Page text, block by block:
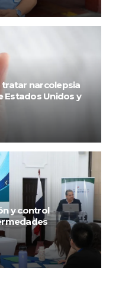
narcolepsia
Estados Unidos y
y control